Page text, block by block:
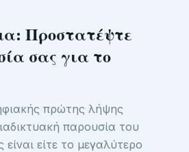
Προστατέψτε
σας για το
πρώτης λήψης
παρουσία του
είτε το μεγαλύτερο